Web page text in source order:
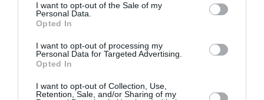
I want to opt-out of the Sale of my
Personal Data.
Opted In
I want to opt-out of processing my
Personal Data for Targeted Advertising.
Opted In
I want to opt-out of Collection, Use,
Retention, Sale, and/or Sharing of my
CPF OU CPF DE TRANSITION
Lfrqa commenté :
de pénurie de pilotes !